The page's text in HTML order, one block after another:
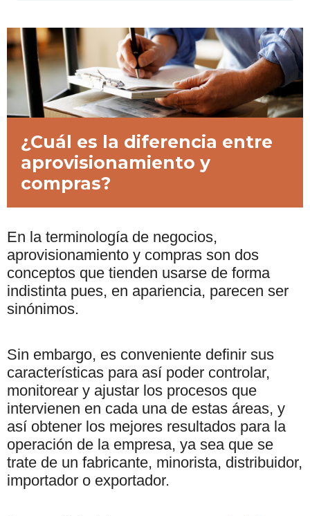
¿Cuál es la diferencia entre
aprovisionamiento y
compras?
En la terminología de negocios,
aprovisionamiento y compras son dos
conceptos que tienden usarse de forma
indistinta pues, en apariencia, parecen ser
sinónimos.
Sin embargo, es conveniente definir sus
características para así poder controlar,
monitorear y ajustar los procesos que
intervienen en cada una de estas áreas, y
así obtener los mejores resultados para la
operación de la empresa, ya sea que se
trate de un fabricante, minorista, distribuidor,
importador o exportador.